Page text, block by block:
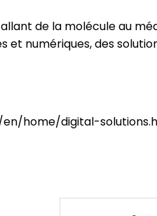
de la molécule au
et numériques, des
home/digital-